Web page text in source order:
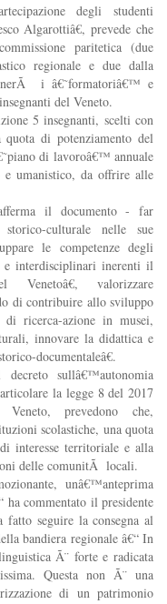
degli studenti
Algarottiâ€, prevede che
paritetica (due
regionale e due dalla
i â€˜formatoriâ€™ e
del Veneto.
5 insegnanti, scelti con
di potenziamento del
di lavoroâ€™ annuale
umanistico, da offrire alle
il documento - far
culturale nelle sue
le competenze degli
e interdisciplinari inerenti il
valorizzare
di contribuire allo sviluppo
ricerca-azione in musei,
innovare la didattica e
documentaleâ€.
sullâ€™autonomia
la legge 8 del 2017
prevedono che,
scolastiche, una quota
interesse territoriale e alla
delle comunitÃ locali.
unâ€™anteprima
commentato il presidente
seguire la consegna al
bandiera regionale â€“ In
Ã¨ forte e radicata
Questa non Ã¨ una
di un patrimonio